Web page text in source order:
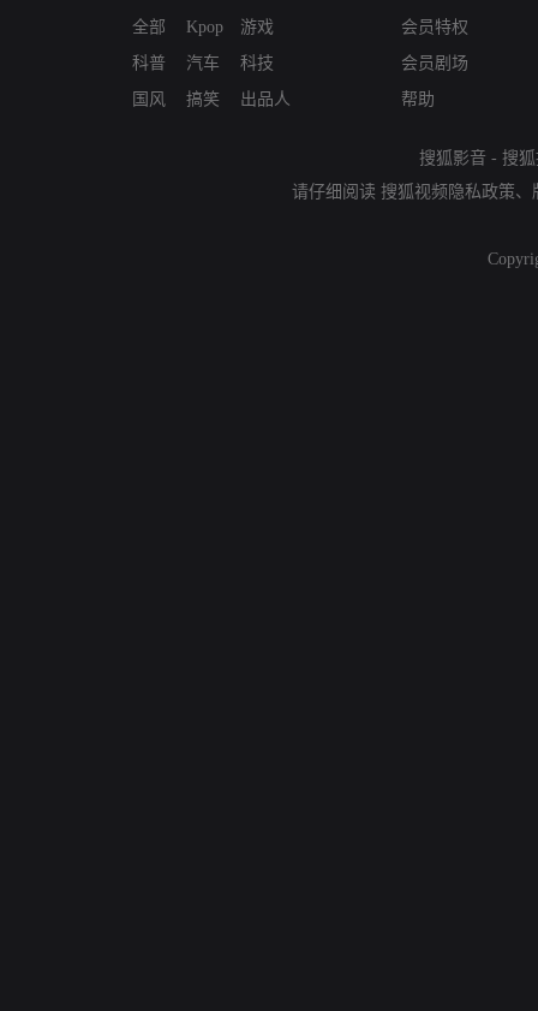
全部
科普
国风
Kpop
汽车
搞笑
游戏
科技
出品人
会员特权
会员剧场
帮助
搜狐影音 - 搜
请仔细阅读 搜狐视频隐私政策、